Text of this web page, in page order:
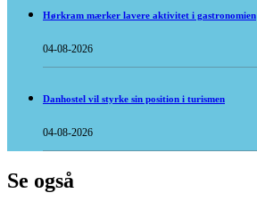
Hørkram mærker lavere aktivitet i gastronomien
04-08-2026
Danhostel vil styrke sin position i turismen
04-08-2026
Se også